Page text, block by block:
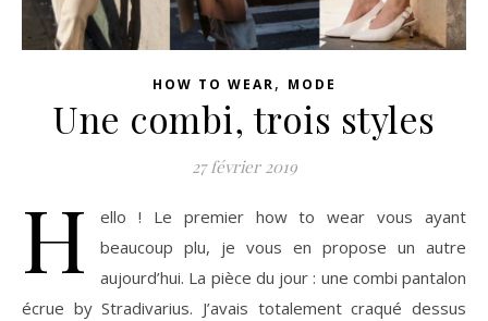
HOW TO WEAR, MODE
Une combi, trois styles
27 février 2019
H
ello ! Le premier how to wear vous ayant
beaucoup plu, je vous en propose un autre
aujourd’hui. La pièce du jour : une combi pantalon
écrue by Stradivarius. J’avais totalement craqué dessus